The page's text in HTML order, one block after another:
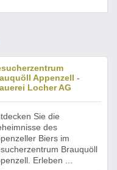
Appenzell -
Locher AG
Sie die
des
Biers im
Brauquöll
Erleben ...